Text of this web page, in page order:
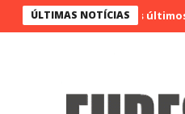
ÚLTIMAS NOTÍCIAS
menos violento nos últimos 17